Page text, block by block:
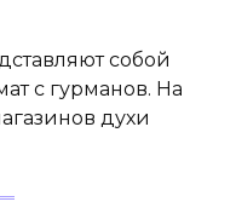
собой
с гурманов. На
духи